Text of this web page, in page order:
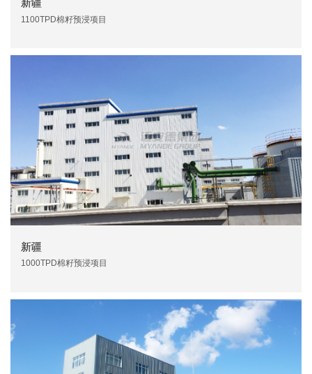
新疆
1100TPD棉籽预浸项目
新疆
1000TPD棉籽预浸项目